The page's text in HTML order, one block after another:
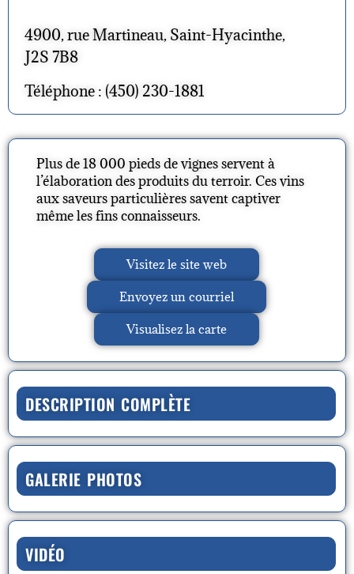
4900, rue Martineau, Saint-Hyacinthe,
J2S 7B8
Téléphone : (450) 230-1881
Plus de 18 000 pieds de vignes servent à
l’élaboration des produits du terroir. Ces vins
aux saveurs particulières savent captiver
même les fins connaisseurs.
Visitez le site web
Envoyez un courriel
Visualisez la carte
DESCRIPTION COMPLÈTE
GALERIE PHOTOS
VIDÉO